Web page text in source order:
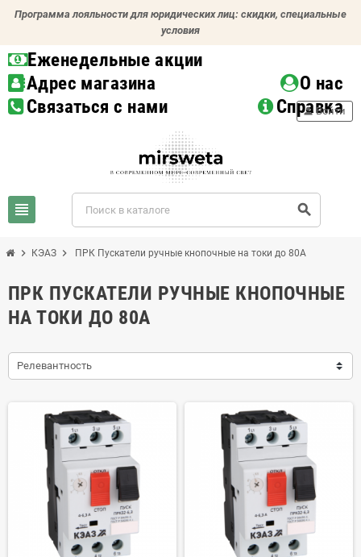
Программа лояльности для юридических лиц: скидки, специальные
условия
Еженедельные акции
Адрес магазина
О нас
Связаться с нами
Справка
view_headline search
person Войти
chevron_right КЭАЗ chevron_right ПРК Пускатели ручные кнопочные на токи до 80А
ПРК ПУСКАТЕЛИ РУЧНЫЕ КНОПОЧНЫЕ
НА ТОКИ ДО 80А
Релевантность